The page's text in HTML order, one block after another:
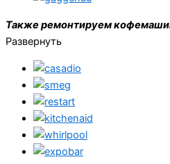
Также ремонтируем
Развернуть